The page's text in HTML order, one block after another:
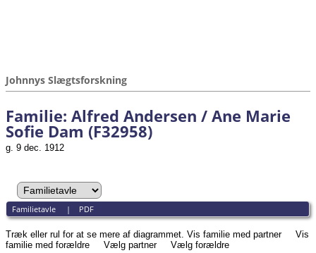
Johnnys Slægtsforskning
Familie: Alfred Andersen / Ane Marie
Sofie Dam (F32958)
g. 9 dec. 1912
Familietavle | PDF
Træk eller rul for at se mere af diagrammet. Vis familie med partner
Vis
familie med forældre
Vælg partner Vælg forældre